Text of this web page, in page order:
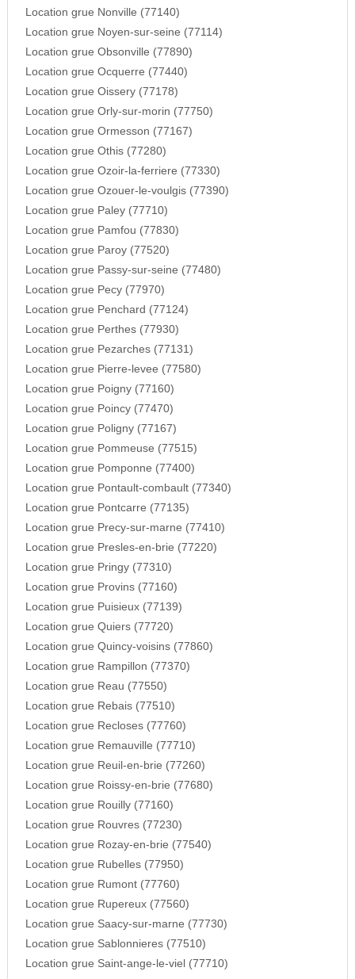
Location grue Nonville (77140)
Location grue Noyen-sur-seine (77114)
Location grue Obsonville (77890)
Location grue Ocquerre (77440)
Location grue Oissery (77178)
Location grue Orly-sur-morin (77750)
Location grue Ormesson (77167)
Location grue Othis (77280)
Location grue Ozoir-la-ferriere (77330)
Location grue Ozouer-le-voulgis (77390)
Location grue Paley (77710)
Location grue Pamfou (77830)
Location grue Paroy (77520)
Location grue Passy-sur-seine (77480)
Location grue Pecy (77970)
Location grue Penchard (77124)
Location grue Perthes (77930)
Location grue Pezarches (77131)
Location grue Pierre-levee (77580)
Location grue Poigny (77160)
Location grue Poincy (77470)
Location grue Poligny (77167)
Location grue Pommeuse (77515)
Location grue Pomponne (77400)
Location grue Pontault-combault (77340)
Location grue Pontcarre (77135)
Location grue Precy-sur-marne (77410)
Location grue Presles-en-brie (77220)
Location grue Pringy (77310)
Location grue Provins (77160)
Location grue Puisieux (77139)
Location grue Quiers (77720)
Location grue Quincy-voisins (77860)
Location grue Rampillon (77370)
Location grue Reau (77550)
Location grue Rebais (77510)
Location grue Recloses (77760)
Location grue Remauville (77710)
Location grue Reuil-en-brie (77260)
Location grue Roissy-en-brie (77680)
Location grue Rouilly (77160)
Location grue Rouvres (77230)
Location grue Rozay-en-brie (77540)
Location grue Rubelles (77950)
Location grue Rumont (77760)
Location grue Rupereux (77560)
Location grue Saacy-sur-marne (77730)
Location grue Sablonnieres (77510)
Location grue Saint-ange-le-viel (77710)